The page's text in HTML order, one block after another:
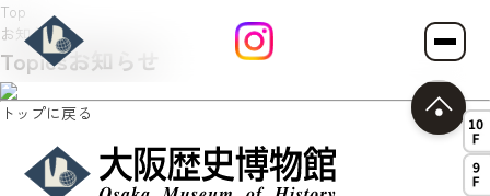
コンセプト
推しスポット
Top
お知らせ
Topicsお知らせ
トップに戻る